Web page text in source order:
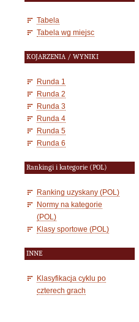
Tabela
Tabela wg miejsc
KOJARZENIA / WYNIKI
Runda 1
Runda 2
Runda 3
Runda 4
Runda 5
Runda 6
Rankingi i kategorie (POL)
Ranking uzyskany (POL)
Normy na kategorie
(POL)
Klasy sportowe (POL)
INNE
Klasyfikacja cyklu po
czterech grach